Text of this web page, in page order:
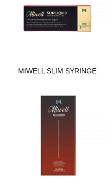
MIWELL SLIM SYRINGE